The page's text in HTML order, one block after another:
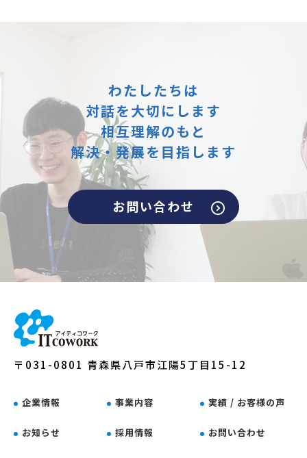
わたしたちは
対話を大切にします
相互理解のもと
解決・発展を目指します
お問い合わせ
〒031-0801 青森県八戸市江陽5丁目15-12
企業情報 事業内容 実績 / お客様の声
お知らせ 採用情報 お問い合わせ